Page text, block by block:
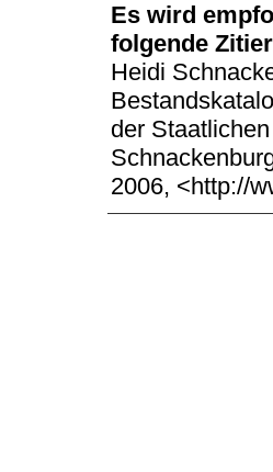
Es wird
folgende
Heidi
der
2006, <http://